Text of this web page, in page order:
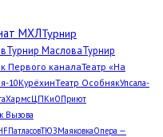
МХЛТурнир
Турнир МасловаТурнир
Первого каналаТеатр «На
10КурёхинТеатр ОсобнякУпсала-
ХармсЦПКиОПриют
Вызова
ПатласовТЮЗМаяковкаОпера —